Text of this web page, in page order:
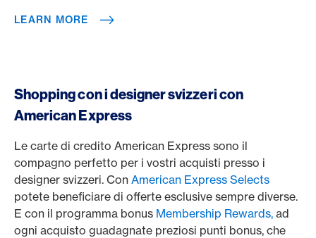
LEARN MORE
Shopping con i designer svizzeri con
American Express
Le carte di credito American Express sono il
compagno perfetto per i vostri acquisti presso i
designer svizzeri. Con American Express Selects
potete beneficiare di offerte esclusive sempre diverse.
E con il programma bonus Membership Rewards, ad
ogni acquisto guadagnate preziosi punti bonus, che